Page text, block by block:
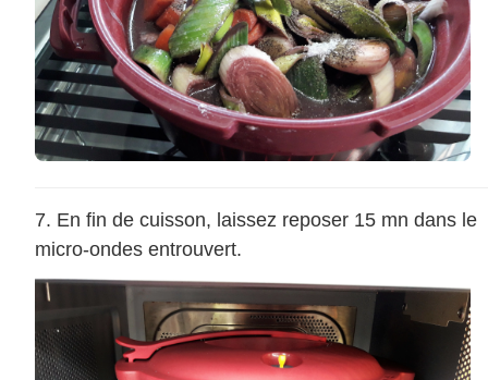
En fin de cuisson, laissez reposer 15 mn dans le
micro-ondes entrouvert.